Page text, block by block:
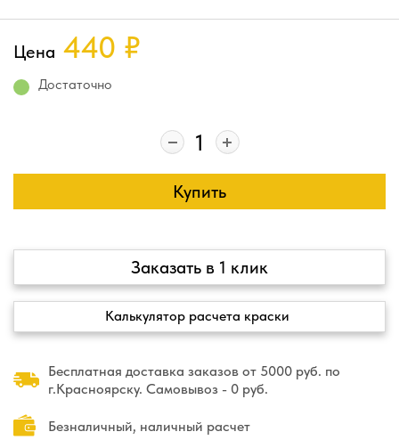
Цена 440 ₽
Достаточно
Купить
Заказать в 1 клик
Калькулятор расчета краски
Бесплатная доставка заказов от 5000 руб. по
г.Красноярску. Самовывоз - 0 руб.
Безналичный, наличный расчет